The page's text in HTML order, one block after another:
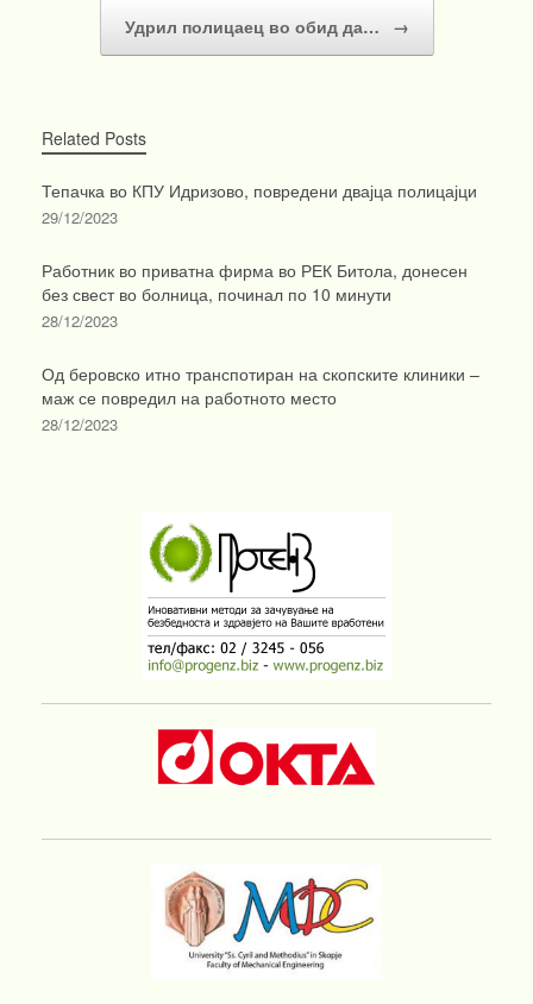
Удрил полицаец во обид да… →
Related Posts
Тепачка во КПУ Идризово, повредени двајца полицајци
29/12/2023
Работник во приватна фирма во РЕК Битола, донесен
без свест во болница, починал по 10 минути
28/12/2023
Од беровско итно транспотиран на скопските клиники –
маж се повредил на работното место
28/12/2023